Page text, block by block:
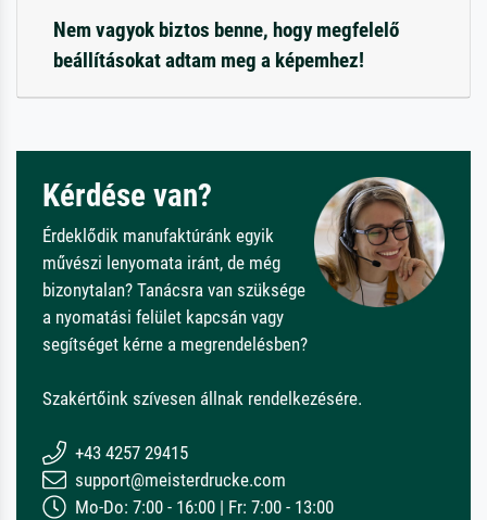
Nem vagyok biztos benne, hogy megfelelő
beállításokat adtam meg a képemhez!
Kérdése van?
Érdeklődik manufaktúránk egyik
művészi lenyomata iránt, de még
bizonytalan? Tanácsra van szüksége
a nyomatási felület kapcsán vagy
segítséget kérne a megrendelésben?
Szakértőink szívesen állnak rendelkezésére.
+43 4257 29415
support@meisterdrucke.com
Mo-Do: 7:00 - 16:00 | Fr: 7:00 - 13:00